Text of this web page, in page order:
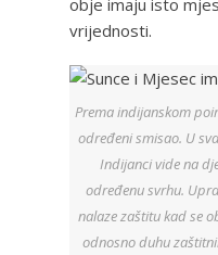
obje imaju isto
vrijednosti.
Prema indijanskom
određeni smisao. U
Indijanci vide na
određenu svrhu.
nalaze zaštitu kad se
odnosno duhu